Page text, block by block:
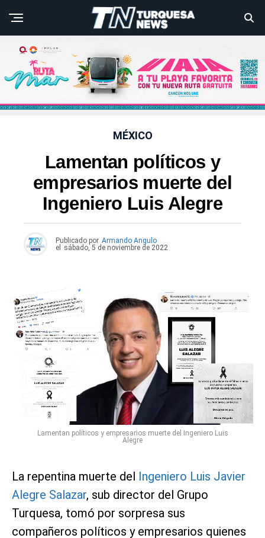
MÉXICO
Lamentan políticos y
empresarios muerte del
Ingeniero Luis Alegre
Publicado por Armando Angulo
el
sábado, 5 de noviembre de 2022
Lamentan políticos y empresarios muerte del Ingeniero Luis
Alegre
La repentina muerte del Ingeniero Luis Javier
Alegre Salazar, sub director del Grupo
Turquesa, tomó por sorpresa sus
compañeros políticos y empresarios quienes